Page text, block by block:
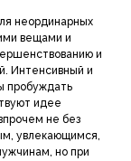
неординарных
вещами и
и
Интенсивный и
пробуждать
идее
не без
увлекающимся,
но при